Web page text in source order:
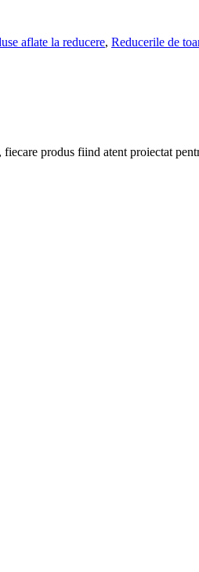
aflate la reducere, Reducerile de
produs fiind atent proiectat